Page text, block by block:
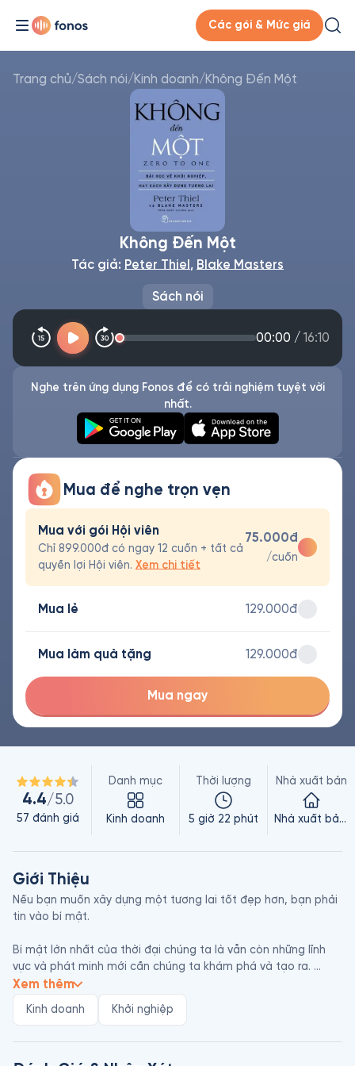
Các gói & Mức giá
Trang chủ/Sách nói/Kinh doanh/Không Đến Một
Sách nói
Không Đến Một
Tác giả: Peter Thiel , Blake Masters
00:00 / 16:10
Nghe trên ứng dụng Fonos để có trải nghiệm tuyệt vời
nhất.
Mua để nghe trọn vẹn
Mua với gói Hội viên
Chỉ 899.000đ có ngay 12 cuốn + tất cả
quyền lợi Hội viên. Xem chi tiết
75.000đ
/cuốn
Mua lẻ 129.000đ
Mua làm quà tặng 129.000đ
Mua ngay
4.4/5.0
57 đánh giá
Danh mục
Kinh doanh
Thời lượng
5 giờ 22 phút
Nhà xuất bản
Nhà xuất bản Trẻ
Giới Thiệu
Nếu bạn muốn xây dựng một tương lai tốt đẹp hơn, bạn phải
tin vào bí mật.
Bí mật lớn nhất của thời đại chúng ta là vẫn còn những lĩnh
vực và phát minh mới cần chúng ta khám phá và tạo ra.
Trong Không Đến Một, doanh nhân và nhà đầu tư huyền thoại
độc đáo để tạo ra những thứ mới này.
Xem thêm
Kinh doanh Khởi nghiệp